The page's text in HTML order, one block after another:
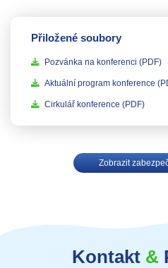
Přiložené soubory
Pozvánka na konferenci(PDF)
Aktuální program konference
Cirkulář konference(PDF)
Zobrazit
Kontakt &